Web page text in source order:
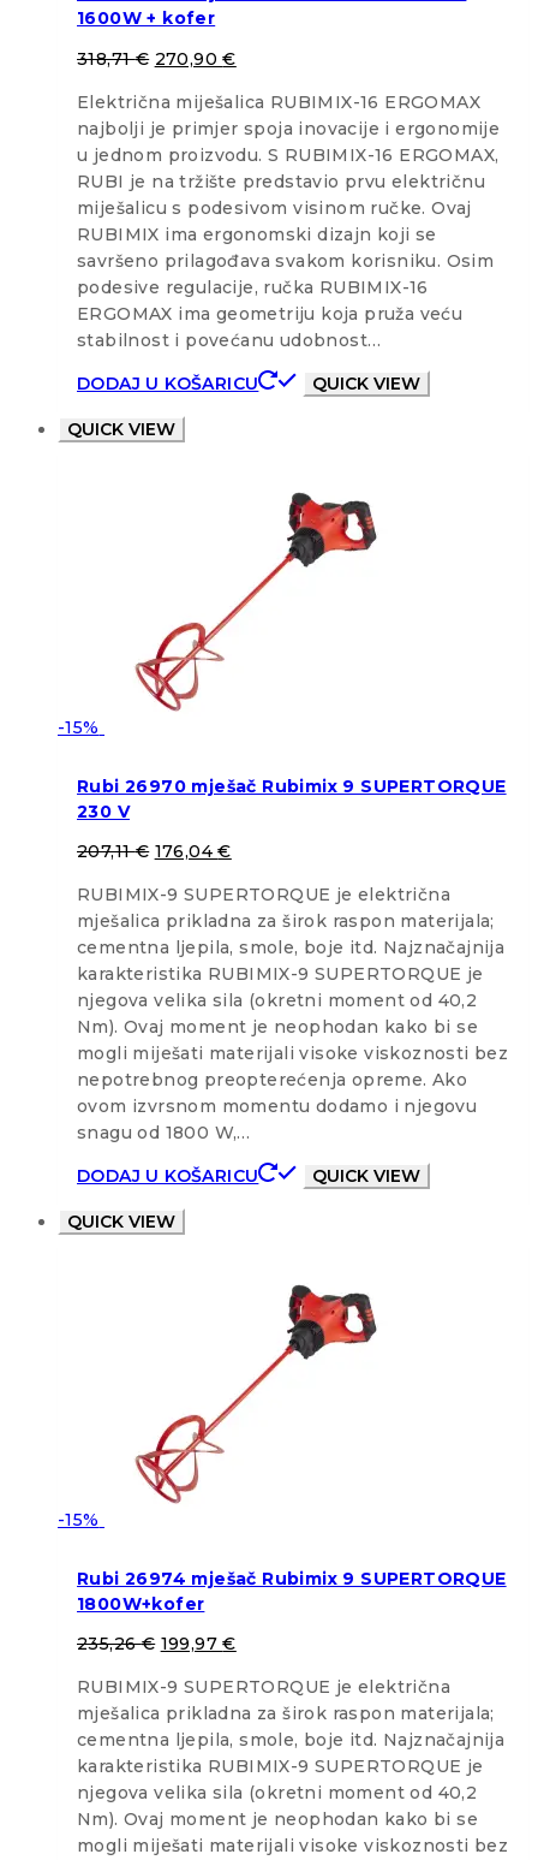
1600W + kofer
318,71€ 270,90€
Električna miješalica RUBIMIX-16 ERGOMAX
najbolji je primjer spoja inovacije i ergonomije
u jednom proizvodu. S RUBIMIX-16 ERGOMAX,
RUBI je na tržište predstavio prvu električnu
miješalicu s podesivom visinom ručke. Ovaj
RUBIMIX ima ergonomski dizajn koji se
savršeno prilagođava svakom korisniku. Osim
podesive regulacije, ručka RUBIMIX-16
ERGOMAX ima geometriju koja pruža veću
stabilnost i povećanu udobnost…
DODAJ U KOŠARICU
QUICK VIEW
QUICK VIEW
-15%
Rubi 26970 mješač Rubimix 9 SUPERTORQUE
230 V
207,11€ 176,04€
RUBIMIX-9 SUPERTORQUE je električna
mješalica prikladna za širok raspon materijala;
cementna ljepila, smole, boje itd. Najznačajnija
karakteristika RUBIMIX-9 SUPERTORQUE je
njegova velika sila (okretni moment od 40,2
Nm). Ovaj moment je neophodan kako bi se
mogli miješati materijali visoke viskoznosti bez
nepotrebnog preopterećenja opreme. Ako
ovom izvrsnom momentu dodamo i njegovu
snagu od 1800 W,…
DODAJ U KOŠARICU
QUICK VIEW
QUICK VIEW
-15%
Rubi 26974 mješač Rubimix 9 SUPERTORQUE
1800W+kofer
235,26€ 199,97€
RUBIMIX-9 SUPERTORQUE je električna
mješalica prikladna za širok raspon materijala;
cementna ljepila, smole, boje itd. Najznačajnija
karakteristika RUBIMIX-9 SUPERTORQUE je
njegova velika sila (okretni moment od 40,2
Nm). Ovaj moment je neophodan kako bi se
mogli miješati materijali visoke viskoznosti bez